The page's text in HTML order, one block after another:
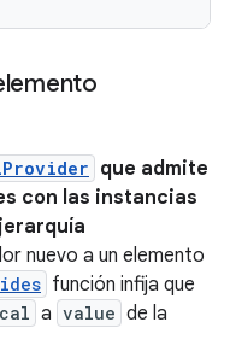
que admite
con las instancias
nuevo a un elemento
función infija que
a value de la